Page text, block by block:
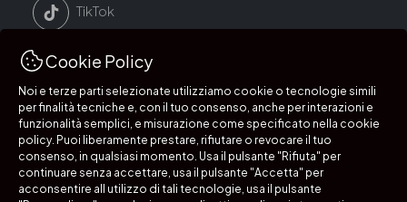
TikTok
LinkedIn
Instagram
Cookie Policy
Noi e terze parti selezionate utilizziamo cookie o tecnologie simili
per finalità tecniche e, con il tuo consenso, anche per interazioni e
funzionalità semplici, e misurazione come specificato nella cookie
policy. Puoi liberamente prestare, rifiutare o revocare il tuo
consenso, in qualsiasi momento. Usa il pulsante "Rifiuta" per
continuare senza accettare, usa il pulsante "Accetta" per
acconsentire all utilizzo di tali tecnologie, usa il pulsante